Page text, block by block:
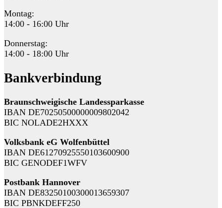
Montag:
14:00 - 16:00 Uhr
Donnerstag:
14:00 - 18:00 Uhr
Bankverbindung
Braunschweigische Landessparkasse
IBAN DE70250500000009802042
BIC NOLADE2HXXX
Volksbank eG Wolfenbüttel
IBAN DE61270925550103600900
BIC GENODEF1WFV
Postbank Hannover
IBAN DE83250100300013659307
BIC PBNKDEFF250